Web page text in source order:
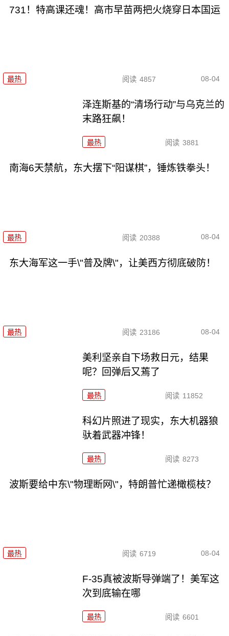
731！特高课还魂！高市早苗两把火烧穿日本国运
最热 阅读 4857 08-04
泽连斯基的“清场行动”与乌克兰的
末路狂飙！
最热 阅读 3881
南海6天禁航，东大摆下“阳谋棋”，锤炼铁拳头！
最热 阅读 20388 08-04
东大海军这一手\"普及牌\"，让美西方彻底破防！
最热 阅读 23186 08-04
美利坚亲自下场救日元，结果
呢？回弹后又蔫了
最热 阅读 11852
科幻片照进了现实，东大机器狼
驮着武器冲锋！
最热 阅读 8273
波斯要给中东\"物理断网\"，特朗普忙递橄榄枝？
最热 阅读 6719 08-04
F-35真被波斯导弹端了！美军这
次到底输在哪
最热 阅读 6601